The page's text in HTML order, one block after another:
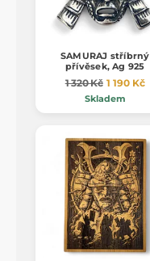
SAMURAJ stříbrný
přívěsek, Ag 925
1 320 Kč 1 190 Kč
Skladem